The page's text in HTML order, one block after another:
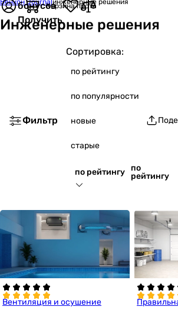
бонусов
Получить
Корзина пуста
Венкон Journalинженерные решения
Инженерные решения
Фильтр
Сортировка:
по рейтингу
по популярности
новые
старые
по рейтингу
по
рейтингу
Вентиляция и осушение